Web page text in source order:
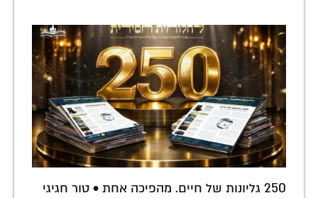
250 גליונות של חיים. מהפיכה אחת • טור חגיגי